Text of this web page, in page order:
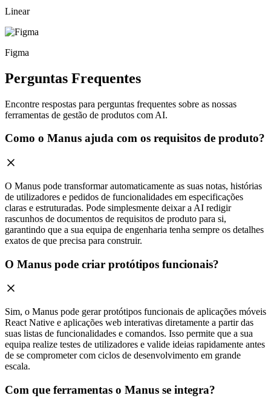
Linear
Figma
Perguntas Frequentes
Encontre respostas para perguntas frequentes sobre as nossas
ferramentas de gestão de produtos com AI.
Como o Manus ajuda com os requisitos de produto?
O Manus pode transformar automaticamente as suas notas, histórias
de utilizadores e pedidos de funcionalidades em especificações
claras e estruturadas. Pode simplesmente deixar a AI redigir
rascunhos de documentos de requisitos de produto para si,
garantindo que a sua equipa de engenharia tenha sempre os detalhes
exatos de que precisa para construir.
O Manus pode criar protótipos funcionais?
Sim, o Manus pode gerar protótipos funcionais de aplicações móveis
React Native e aplicações web interativas diretamente a partir das
suas listas de funcionalidades e comandos. Isso permite que a sua
equipa realize testes de utilizadores e valide ideias rapidamente antes
de se comprometer com ciclos de desenvolvimento em grande
escala.
Com que ferramentas o Manus se integra?